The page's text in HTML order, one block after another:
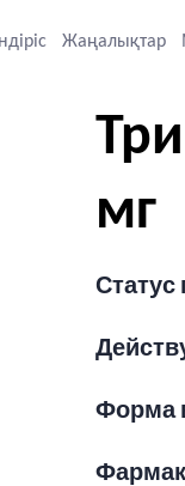
Жаңалықтар
мг
Статус
Форма